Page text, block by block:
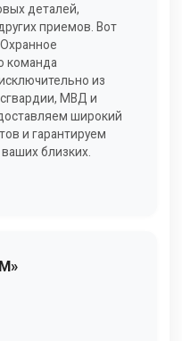
деталей,
приемов. Вот
команда
из
МВД и
широкий
и гарантируем
близких.